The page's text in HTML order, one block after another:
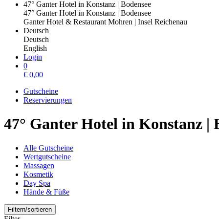
47° Ganter Hotel in Konstanz | Bodensee
47° Ganter Hotel in Konstanz | Bodensee
Ganter Hotel & Restaurant Mohren | Insel Reichenau
Deutsch
Deutsch
English
Login
0
€ 0,00
Gutscheine
Reservierungen
47° Ganter Hotel in Konstanz |
Alle Gutscheine
Wertgutscheine
Massagen
Kosmetik
Day Spa
Hände & Füße
Filtern/sortieren